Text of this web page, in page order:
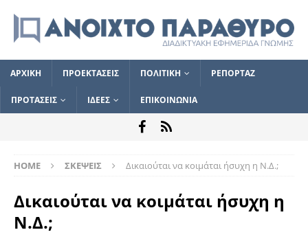
ΑΡΧΙΚΗ ΠΡΟΕΚΤΑΣΕΙΣ ΠΟΛΙΤΙΚΗ ΡΕΠΟΡΤΑΖ
ΠΡΟΤΑΣΕΙΣ ΙΔΕΕΣ ΕΠΙΚΟΙΝΩΝΙΑ
HOME ΣΚΕΨΕΙΣ Δικαιούται να κοιμάται ήσυχη η Ν.Δ.;
Δικαιούται να κοιμάται ήσυχη η
Ν.Δ.;